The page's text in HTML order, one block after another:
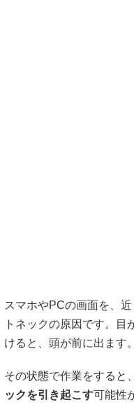
スマホやPCの画面を、
トネックの原因です。
けると、頭が前に出ます。
その状態で作業をすると、
ックを引き起こす可能性